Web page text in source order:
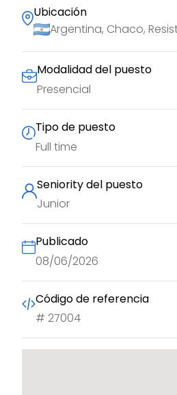
Ubicación
Argentina, Chaco,
Modalidad del puesto
Presencial
Tipo de puesto
Full time
Seniority del puesto
Junior
Publicado
08/06/2026
Código de referencia
# 27004